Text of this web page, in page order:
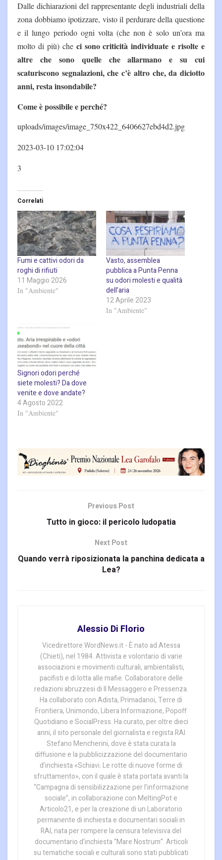
Dalle dichiarazioni del rappresentante degli industriali della
zona dobbiamo ipotizzare, visto il perdurare della questione
e il lungo periodo ogni volta (che non è solo un’ora ma
molto di più) che ci sono criticità individuate e risolte e
altre che sono quelle che allarmano e su cui
scaturiscono segnalazioni, che c’è altro che, da diciotto
anni, resta insondabile?
Come è possibile e perché?
uploads/images/image_750x422_6406627ebd4d2.jpg
2023-03-10 17:02:04
3
Correlati
Fumi e cattivi odori da
roghi di rifiuti
11 Maggio 2026
In "Ambiente"
Vasto, assemblea
pubblica a Punta Penna
su odori molesti e qualità
dell’aria
12 Aprile 2023
In "Ambiente"
Signori odori perché
siete molesti? Da dove
venite e dove andate?
4 Agosto 2022
In "Ambiente"
Previous Post
Tutto in gioco: il pericolo ludopatia
Next Post
Quando verrà riposizionata la panchina dedicata a
Lea?
Alessio Di Florio
Vicedirettore WordNews.it - È nato ad Atessa
(Chieti), nel 1984. Attivista e volontario di varie
associazioni e movimenti culturali, ambientalisti,
pacifisti e di lotta alle mafie. Collaboratore delle
redazioni abruzzesi di Il Messaggero e Pressenza.
Ha collaborato con Adista, Primadanoi, Terre di
Frontiera, Unimondo, Libera Informazione, Popoff
Quotidiano e SocialPress. Ha curato, per oltre dieci
anni, il sito personale del giornalista e regista RAI
Stefano Mencherini, dove è stata curata la
diffusione e la pubblicizzazione del documentario
d’inchiesta «Schiavi. Le rotte di nuove forme di
sfruttamento», con il quale è stata portata avanti la
“Campagna di sensibilizzazione per l’informazione
sociale”, in collaborazione con MeltingPot e
Articolo21, e per la creazione di un Laboratorio
permanente di inchiesta e documentari sociali in
RAI, nata per rompere la censura televisiva del
documentario d’inchiesta “Mare Nostrum”. Articoli
su tematiche sociali e culturali sono stati pubblicati